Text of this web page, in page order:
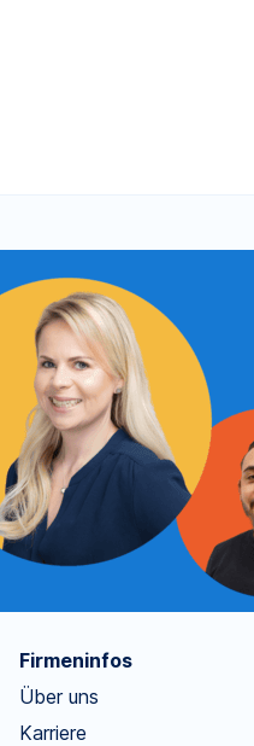
Firmeninfos
Über uns
Karriere